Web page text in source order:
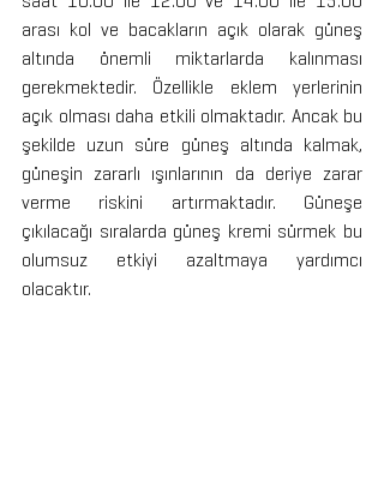
arası kol ve bacakların açık olarak güneş
altında önemli miktarlarda kalınması
gerekmektedir. Özellikle eklem yerlerinin
açık olması daha etkili olmaktadır. Ancak bu
şekilde uzun süre güneş altında kalmak,
güneşin zararlı ışınlarının da deriye zarar
verme riskini artırmaktadır. Güneşe
çıkılacağı sıralarda güneş kremi sürmek bu
olumsuz etkiyi azaltmaya yardımcı
olacaktır.